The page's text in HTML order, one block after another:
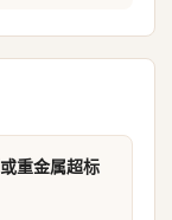
重金属超标